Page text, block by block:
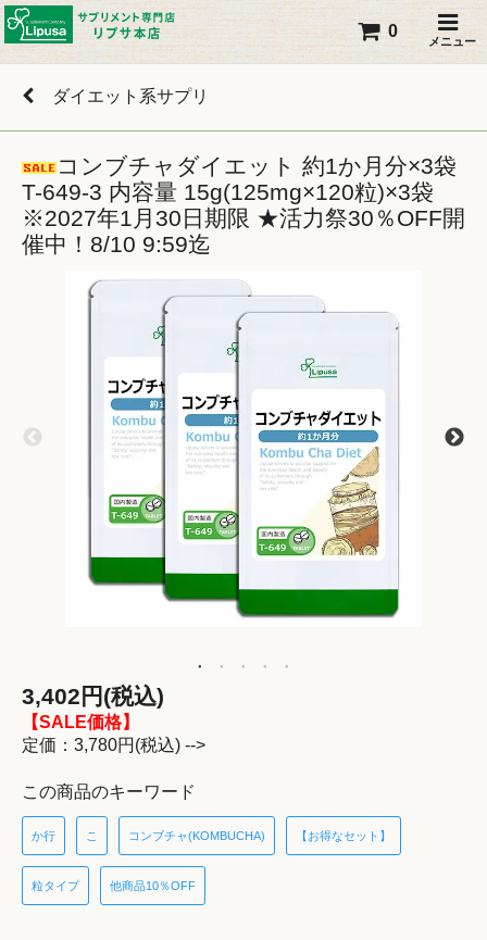
メニュー
0
ダイエット系サプリ
コンブチャダイエット 約1か月分×3袋
T-649-3 内容量 15g(125mg×120粒)×3袋
※2027年1月30日期限 ★活力祭30％OFF開
催中！8/10 9:59迄
3,402円(税込)
【SALE価格】
定価：3,780円(税込) -->
この商品のキーワード
か行 こ コンブチャ(KOMBUCHA) 【お得なセット】
粒タイプ 他商品10％OFF